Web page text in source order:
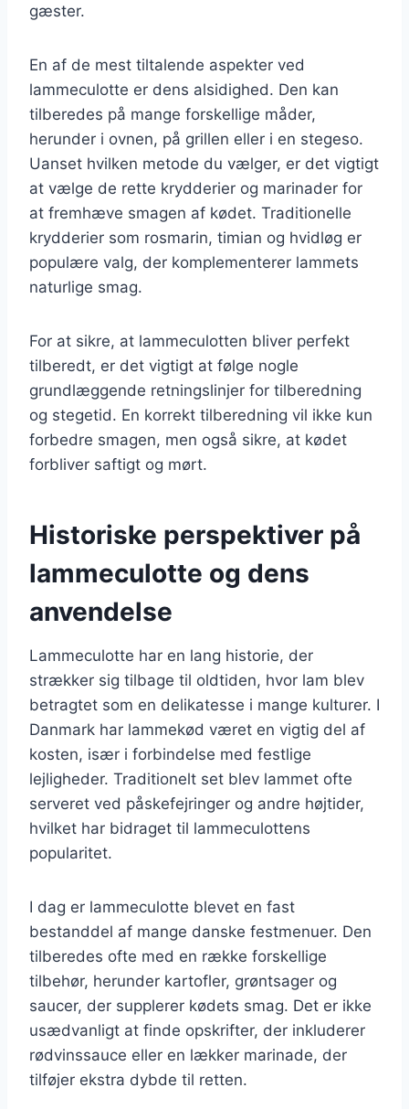
gæster.
En af de mest tiltalende aspekter ved
lammeculotte er dens alsidighed. Den kan
tilberedes på mange forskellige måder,
herunder i ovnen, på grillen eller i en stegeso.
Uanset hvilken metode du vælger, er det vigtigt
at vælge de rette krydderier og marinader for
at fremhæve smagen af kødet. Traditionelle
krydderier som rosmarin, timian og hvidløg er
populære valg, der komplementerer lammets
naturlige smag.
For at sikre, at lammeculotten bliver perfekt
tilberedt, er det vigtigt at følge nogle
grundlæggende retningslinjer for tilberedning
og stegetid. En korrekt tilberedning vil ikke kun
forbedre smagen, men også sikre, at kødet
forbliver saftigt og mørt.
Historiske perspektiver på
lammeculotte og dens
anvendelse
Lammeculotte har en lang historie, der
strækker sig tilbage til oldtiden, hvor lam blev
betragtet som en delikatesse i mange kulturer. I
Danmark har lammekød været en vigtig del af
kosten, især i forbindelse med festlige
lejligheder. Traditionelt set blev lammet ofte
serveret ved påskefejringer og andre højtider,
hvilket har bidraget til lammeculottens
popularitet.
I dag er lammeculotte blevet en fast
bestanddel af mange danske festmenuer. Den
tilberedes ofte med en række forskellige
tilbehør, herunder kartofler, grøntsager og
saucer, der supplerer kødets smag. Det er ikke
usædvanligt at finde opskrifter, der inkluderer
rødvinssauce eller en lækker marinade, der
tilføjer ekstra dybde til retten.